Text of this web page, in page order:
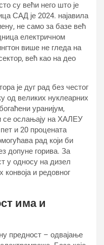
су већи него што је
САД је 2024. најавила
не само за базе већ
електричном
више не гледа на
већ као на део
је дуг рад без честог
од великих нуклеарних
уранијум,
се ослањају на ХАЛЕУ
и 20 процената
рад који би
допуне горива. За
у односу на дизел
конвоја и редовног
има и
предност – одвајање